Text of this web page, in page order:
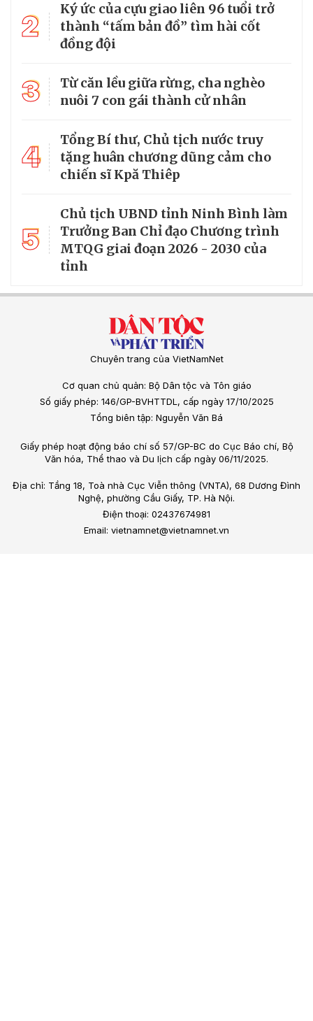
2
Ký ức của cựu giao liên 96 tuổi trở
thành “tấm bản đồ” tìm hài cốt
đồng đội
3
Từ căn lều giữa rừng, cha nghèo
nuôi 7 con gái thành cử nhân
4
Tổng Bí thư, Chủ tịch nước truy
tặng huân chương dũng cảm cho
chiến sĩ Kpă Thiêp
5
Chủ tịch UBND tỉnh Ninh Bình làm
Trưởng Ban Chỉ đạo Chương trình
MTQG giai đoạn 2026 - 2030 của
tỉnh
Chuyên trang của VietNamNet
Cơ quan chủ quản: Bộ Dân tộc và Tôn giáo
Số giấy phép: 146/GP-BVHTTDL, cấp ngày 17/10/2025
Tổng biên tập: Nguyễn Văn Bá
Giấy phép hoạt động báo chí số 57/GP-BC do Cục Báo chí, Bộ
Văn hóa, Thể thao và Du lịch cấp ngày 06/11/2025.
Địa chỉ: Tầng 18, Toà nhà Cục Viễn thông (VNTA), 68 Dương Đình
Nghệ, phường Cầu Giấy, TP. Hà Nội.
Điện thoại: 02437674981
Email: vietnamnet@vietnamnet.vn